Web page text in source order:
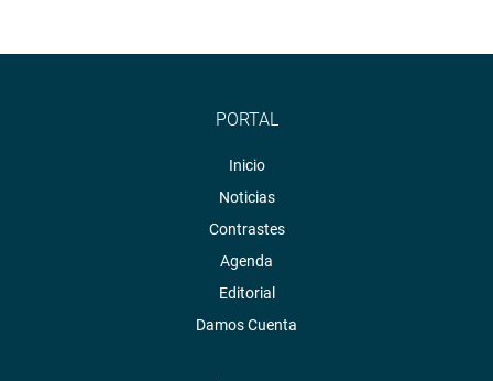
PORTAL
Inicio
Noticias
Contrastes
Agenda
Editorial
Damos Cuenta